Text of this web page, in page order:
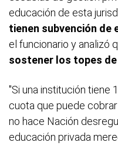
educación de esta
tienen subvención de
el funcionario y analizó
sostener los topes
"Si una institución tiene
cuota que puede
no hace Nación
educación privada